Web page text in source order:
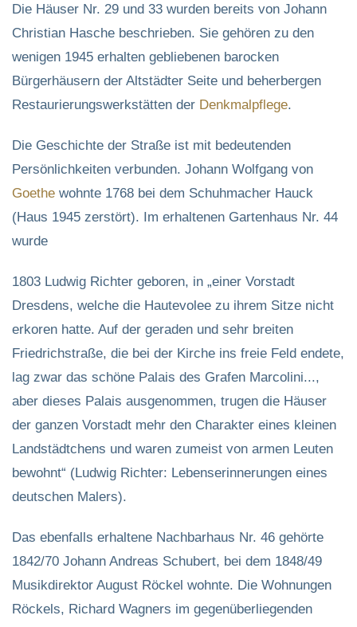
Die Häuser Nr. 29 und 33 wurden bereits von Johann
Christian Hasche beschrieben. Sie gehören zu den
wenigen 1945 erhalten gebliebenen barocken
Bürgerhäusern der Altstädter Seite und beherbergen
Restaurierungswerkstätten der Denkmalpflege.
Die Geschichte der Straße ist mit bedeutenden
Persönlichkeiten verbunden. Johann Wolfgang von
Goethe wohnte 1768 bei dem Schuhmacher Hauck
(Haus 1945 zerstört). Im erhaltenen Gartenhaus Nr. 44
wurde
1803 Ludwig Richter geboren, in „einer Vorstadt
Dresdens, welche die Hautevolee zu ihrem Sitze nicht
erkoren hatte. Auf der geraden und sehr breiten
Friedrichstraße, die bei der Kirche ins freie Feld endete,
lag zwar das schöne Palais des Grafen Marcolini...,
aber dieses Palais ausgenommen, trugen die Häuser
der ganzen Vorstadt mehr den Charakter eines kleinen
Landstädtchens und waren zumeist von armen Leuten
bewohnt“ (Ludwig Richter: Lebenserinnerungen eines
deutschen Malers).
Das ebenfalls erhaltene Nachbarhaus Nr. 46 gehörte
1842/70 Johann Andreas Schubert, bei dem 1848/49
Musikdirektor August Röckel wohnte. Die Wohnungen
Röckels, Richard Wagners im gegenüberliegenden